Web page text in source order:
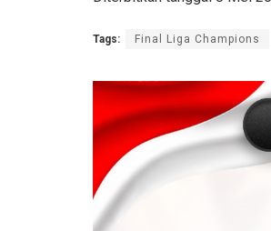
Tags: Final Liga Champions